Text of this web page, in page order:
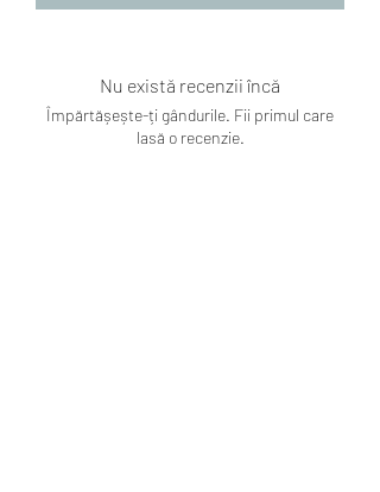
Nu există recenzii încă
Împărtășește-ți gândurile. Fii primul care
lasă o recenzie.